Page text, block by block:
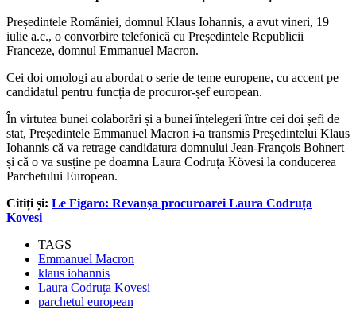
Președintele României, domnul Klaus Iohannis, a avut vineri, 19
iulie a.c., o convorbire telefonică cu Președintele Republicii
Franceze, domnul Emmanuel Macron.
Cei doi omologi au abordat o serie de teme europene, cu accent pe
candidatul pentru funcția de procuror-șef european.
În virtutea bunei colaborări și a bunei înțelegeri între cei doi șefi de
stat, Președintele Emmanuel Macron i-a transmis Președintelui Klaus
Iohannis că va retrage candidatura domnului Jean-François Bohnert
și că o va susține pe doamna Laura Codruța Kövesi la conducerea
Parchetului European.
Citiți și: Le Figaro: Revanșa procuroarei Laura Codruța
Kovesi
TAGS
Emmanuel Macron
klaus iohannis
Laura Codruța Kovesi
parchetul european